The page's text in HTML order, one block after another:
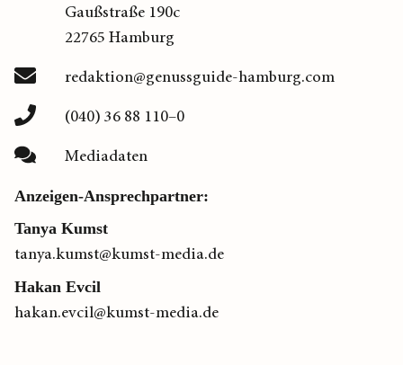
Gaußstraße 190c
22765 Hamburg
redaktion@genussguide-hamburg.com
(040) 36 88 110–0
Mediadaten
Anzeigen-Ansprechpartner:
Tanya Kumst
tanya.kumst@kumst-media.de
Hakan Evcil
hakan.evcil@kumst-media.de